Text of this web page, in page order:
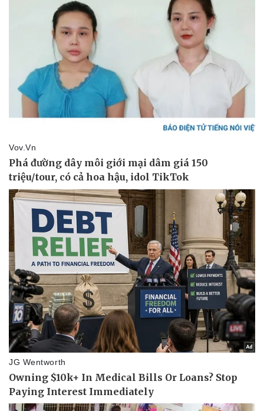
Kinh tế
Bất động sản
Thị trường
Giá vàng
Tiêu dùng
Chứng khoán
Giá cà phê